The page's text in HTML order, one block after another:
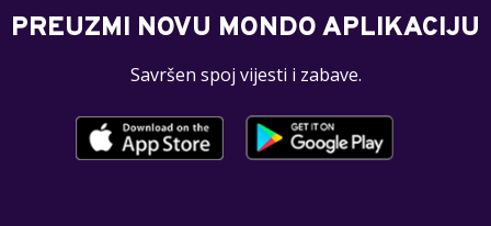
PREUZMI NOVU MONDO APLIKACIJU
Savršen spoj vijesti i zabave.